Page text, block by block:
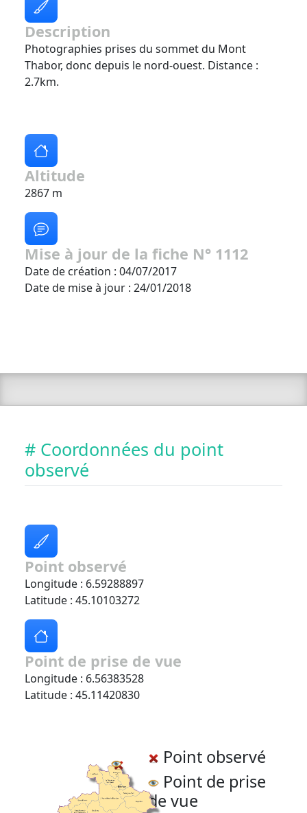
Description
Photographies prises du sommet du Mont
Thabor, donc depuis le nord-ouest. Distance :
2.7km.
Altitude
2867 m
Mise à jour de la fiche N° 1112
Date de création : 04/07/2017
Date de mise à jour : 24/01/2018
# Coordonnées du point
observé
Point observé
Longitude : 6.59288897
Latitude : 45.10103272
Point de prise de vue
Longitude : 6.56383528
Latitude : 45.11420830
Point observé
Point de prise
de vue